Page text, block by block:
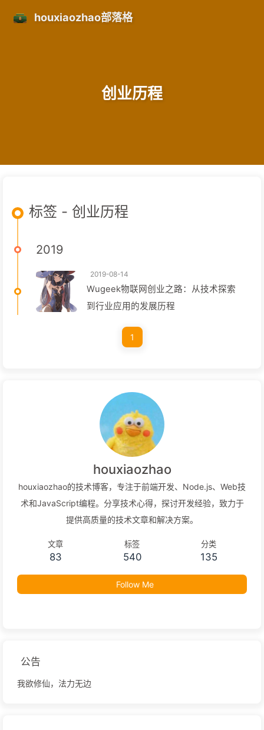
houxiaozhao部落格
创业历程
标签 - 创业历程
2019
2019-08-14
Wugeek物联网创业之路：从技术探索
到行业应用的发展历程
1
houxiaozhao
houxiaozhao的技术博客，专注于前端开发、Node.js、Web技
术和JavaScript编程。分享技术心得，探讨开发经验，致力于
提供高质量的技术文章和解决方案。
文章
83
标签
540
分类
135
Follow Me
公告
我欲修仙，法力无边